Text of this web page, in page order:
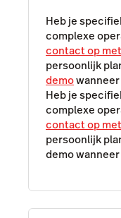
Heb je
complexe
contact op
persoonlijk
demo
Heb je
complexe
contact op
persoonlijk
demo